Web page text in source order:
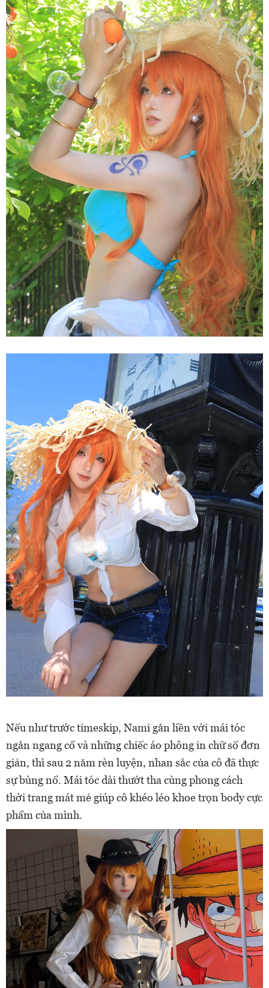
Nếu như trước timeskip, Nami gắn liền với mái tóc
ngắn ngang cổ và những chiếc áo phông in chữ số đơn
giản, thì sau 2 năm rèn luyện, nhan sắc của cô đã thực
sự bùng nổ. Mái tóc dài thướt tha cùng phong cách
thời trang mát mẻ giúp cô khéo léo khoe trọn body cực
phẩm của mình.